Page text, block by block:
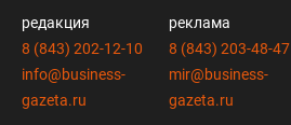
редакция
8 (843) 202-12-10
info@business-
gazeta.ru
реклама
8 (843) 203-48-47
mir@business-
gazeta.ru